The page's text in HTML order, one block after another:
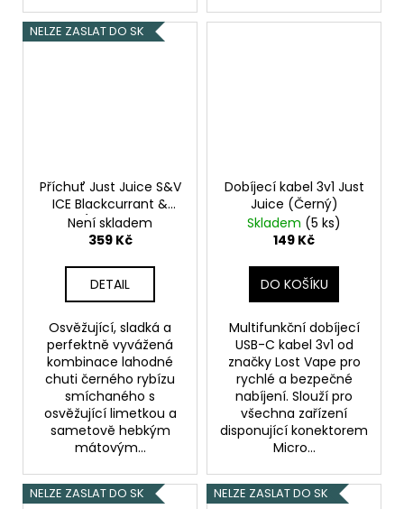
NELZE ZASLAT DO SK
Příchuť Just Juice S&V
ICE Blackcurrant &
Lime (Ledový černý
rybíz & limetka) objem
Není skladem
359 Kč
DETAIL
Osvěžující, sladká a
perfektně vyvážená
kombinace lahodné
chuti černého rybízu
smíchaného s
osvěžující limetkou a
sametově hebkým
mátovým...
Dobíjecí kabel 3v1 Just
Juice (Černý)
Skladem (5 ks)
149 Kč
DO KOŠÍKU
Multifunkční dobíjecí
USB-C kabel 3v1 od
značky Lost Vape pro
rychlé a bezpečné
nabíjení. Slouží pro
všechna zařízení
disponující konektorem
Micro...
NELZE ZASLAT DO SK NELZE ZASLAT DO SK